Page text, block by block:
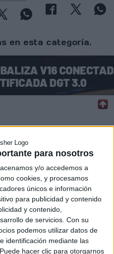
para nosotros
y/o accedemos a
cookies, y procesamos
únicos e información
para publicidad y contenido
y contenido,
de servicios. Con su
podemos utilizar datos de
identificación mediante las
hacer clic para otorgarnos
en esta categoría.